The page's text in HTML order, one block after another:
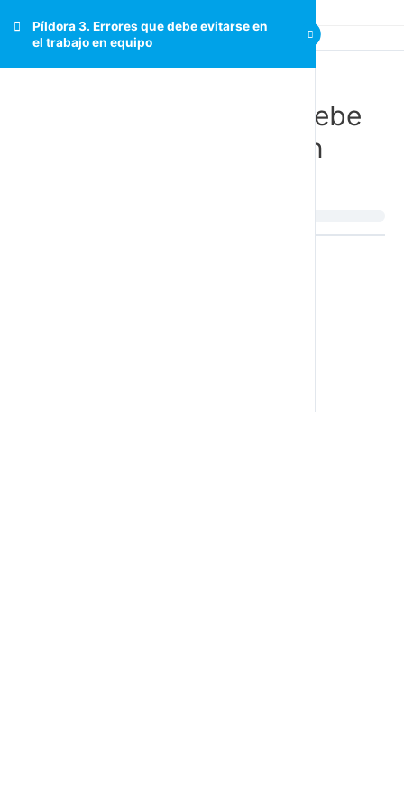
Píldora 3. Errores que debe evitarse en
el trabajo en equipo
Píldora 3. Errores que debe
evitarse en el trabajo en